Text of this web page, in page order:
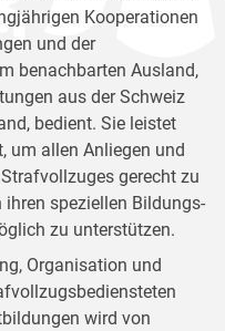
Kooperationen
und der
benachbarten Ausland,
aus der Schweiz
bedient. Sie leistet
um allen Anliegen und
gerecht zu
speziellen Bildungs-
zu unterstützen.
Organisation und
wird von